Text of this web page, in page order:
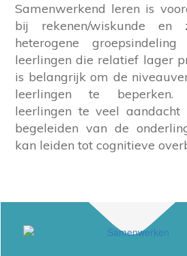
Samenwerkend leren is
bij rekenen/wiskunde en
heterogene
leerlingen die relatief lager
is belangrijk om de
leerlingen te beperken.
leerlingen te veel aandacht
begeleiden van de
kan leiden tot cognitieve